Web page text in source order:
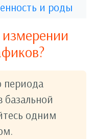
и роды
периода
базальной
одним